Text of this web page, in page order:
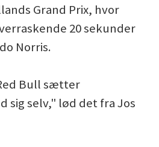
Grand Prix, hvor
20 sekunder
Norris.
Bull sætter
sig selv," lød det fra Jos